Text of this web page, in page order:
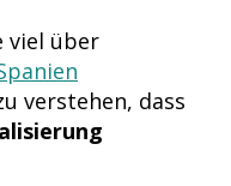
viel über
verstehen, dass